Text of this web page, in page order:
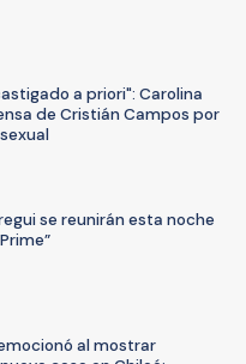
a priori": Carolina
de Cristián Campos por
se reunirán esta noche
al mostrar